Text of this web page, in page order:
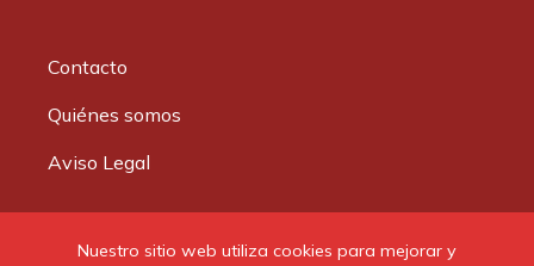
Nuestro sitio web utiliza cookies para mejorar y
Contacto
Quiénes somos
Aviso Legal